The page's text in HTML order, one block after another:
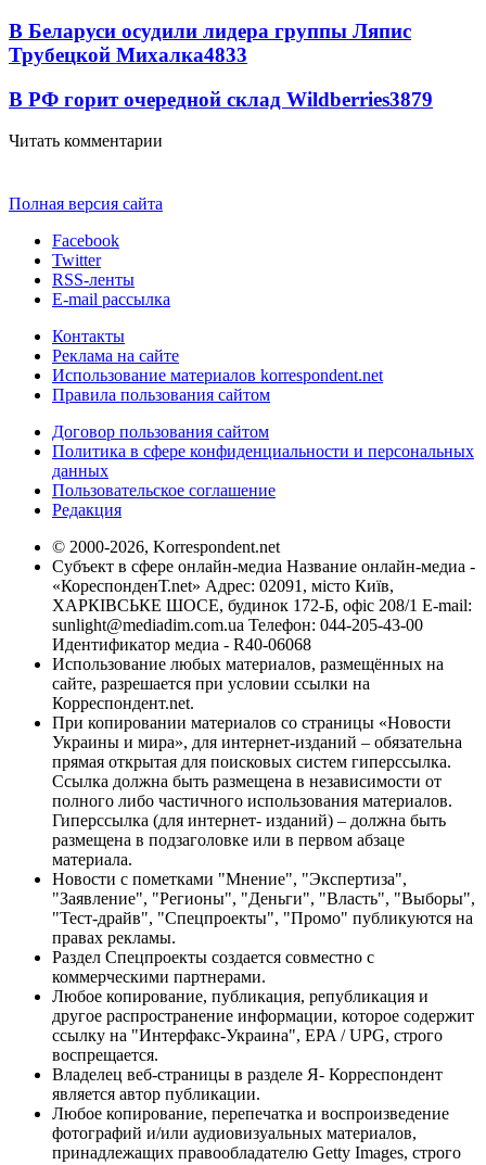
В Беларуси осудили лидера группы Ляпис
Трубецкой Михалка4833
В РФ горит очередной склад Wildberries3879
Читать комментарии
Полная версия сайта
Facebook
Twitter
RSS-ленты
E-mail рассылка
Контакты
Реклама на сайте
Использование материалов korrespondent.net
Правила пользования сайтом
Договор пользования сайтом
Политика в сфере конфиденциальности и персональных
данных
Пользовательское соглашение
Редакция
© 2000-2026, Korrespondent.net
Субъект в сфере онлайн-медиа Название онлайн-медиа -
«КореспонденТ.net» Адрес: 02091, місто Київ,
ХАРКІВСЬКЕ ШОСЕ, будинок 172-Б, офіс 208/1 E-mail:
sunlight@mediadim.com.ua Телефон: 044-205-43-00
Идентификатор медиа - R40-06068
Использование любых материалов, размещённых на
сайте, разрешается при условии ссылки на
Корреспондент.net.
При копировании материалов со страницы «Новости
Украины и мира», для интернет-изданий – обязательна
прямая открытая для поисковых систем гиперссылка.
Ссылка должна быть размещена в независимости от
полного либо частичного использования материалов.
Гиперссылка (для интернет- изданий) – должна быть
размещена в подзаголовке или в первом абзаце
материала.
Новости с пометками "Мнение", "Экспертиза",
"Заявление", "Регионы", "Деньги", "Власть", "Выборы",
"Тест-драйв", "Спецпроекты", "Промо" публикуются на
правах рекламы.
Раздел Спецпроекты создается совместно с
коммерческими партнерами.
Любое копирование, публикация, републикация и
другое распространение информации, которое содержит
ссылку на "Интерфакс-Украина", EPA / UPG, строго
воспрещается.
Владелец веб-страницы в разделе Я- Корреспондент
является автор публикации.
Любое копирование, перепечатка и воспроизведение
фотографий и/или аудиовизуальных материалов,
принадлежащих правообладателю Getty Images, строго